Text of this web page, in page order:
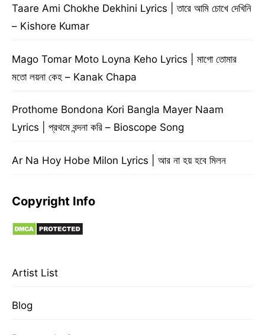
Taare Ami Chokhe Dekhini Lyrics | তারে আমি চোখে দেখিনি
– Kishore Kumar
Mago Tomar Moto Loyna Keho Lyrics | মাগো তোমার
মতো লয়না কেহ – Kanak Chapa
Prothome Bondona Kori Bangla Mayer Naam
Lyrics | প্রথমে বন্দনা করি – Bioscope Song
Ar Na Hoy Hobe Milon Lyrics | আর না হয় হবে মিলন
Copyright Info
Artist List
Blog